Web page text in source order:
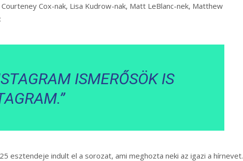
Cox-nak, Lisa Kudrow-nak, Matt LeBlanc-nek, Matthew
ISMERŐSÖK IS
esztendeje indult el a sorozat, ami meghozta neki az igazi a hírnevet.